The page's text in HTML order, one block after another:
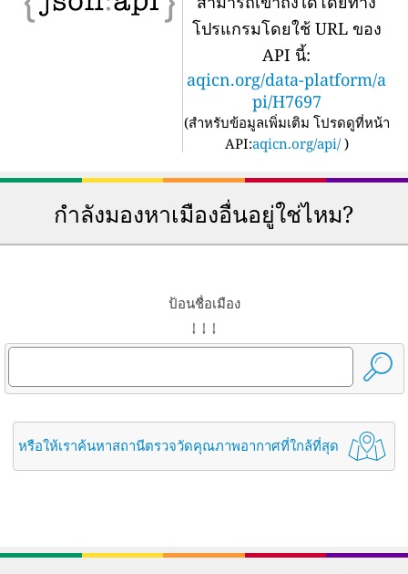
โปรแกรมโดยใช้ URL ของ
API นี้:
aqicn.org/data-platform/a
pi/H7697
(สำหรับข้อมูลเพิ่มเติม โปรดดูที่หน้า
API:aqicn.org/api/ )
กำลังมองหาเมืองอื่นอยู่ใช่ไหม?
ป้อนชื่อเมือง
↓ ↓ ↓
หรือให้เราค้นหาสถานีตรวจวัดคุณภาพอากาศที่ใกล้ที่สุด